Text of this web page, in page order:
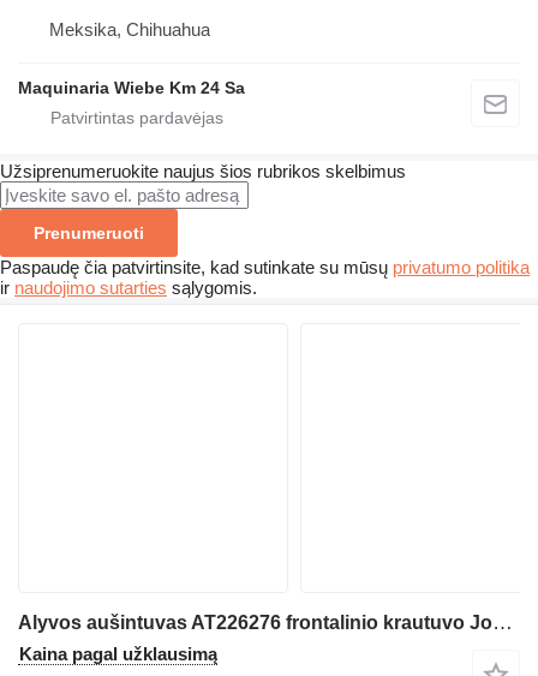
Meksika, Chihuahua
Maquinaria Wiebe Km 24 Sa
Užsiprenumeruokite naujus šios rubrikos skelbimus
Prenumeruoti
Paspaudę čia patvirtinsite, kad sutinkate su mūsų privatumo politika
ir naudojimo sutarties sąlygomis.
Alyvos aušintuvas AT226276 frontalinio krautuvo John Deere 544J
Kaina pagal užklausimą